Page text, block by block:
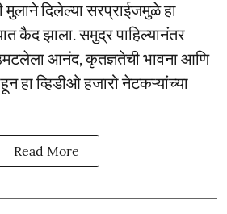
मुलाने दिलेल्या सरप्राईजमुळे हा
कैद झाला. समुद्र पाहिल्यानंतर
आनंद, कृतज्ञतेची भावना आणि
हा व्हिडीओ हजारो नेटकऱ्यांच्या
Read More